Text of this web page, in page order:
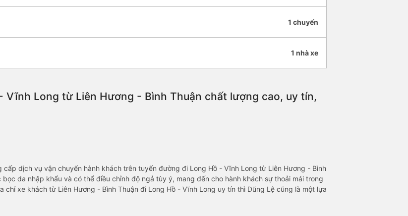
1 chuyến
1 nhà xe
Vĩnh Long từ Liên Hương - Bình Thuận chất lượng cao, uy tín,
dịch vụ vận chuyển hành khách trên tuyến đường đi Long Hồ - Vĩnh Long từ Liên Hương - Bình
da nhập khẩu và có thể điều chỉnh độ ngả tùy ý, mang đến cho hành khách sự thoải mái trong
chỉ xe khách từ Liên Hương - Bình Thuận đi Long Hồ - Vĩnh Long uy tín thì Dũng Lệ cũng là một lựa